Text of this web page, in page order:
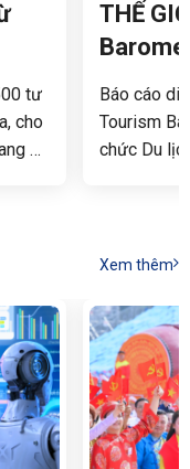
tư
cho
kỷ
THẾ
Báo cáo
Tourism
chức Du
phân tích
Xem thêm